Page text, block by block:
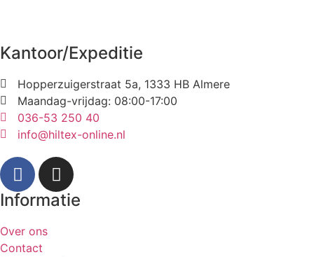
Kantoor/Expeditie
Hopperzuigerstraat 5a, 1333 HB Almere
Maandag-vrijdag: 08:00-17:00
036-53 250 40
info@hiltex-online.nl
Informatie
Over ons
Contact